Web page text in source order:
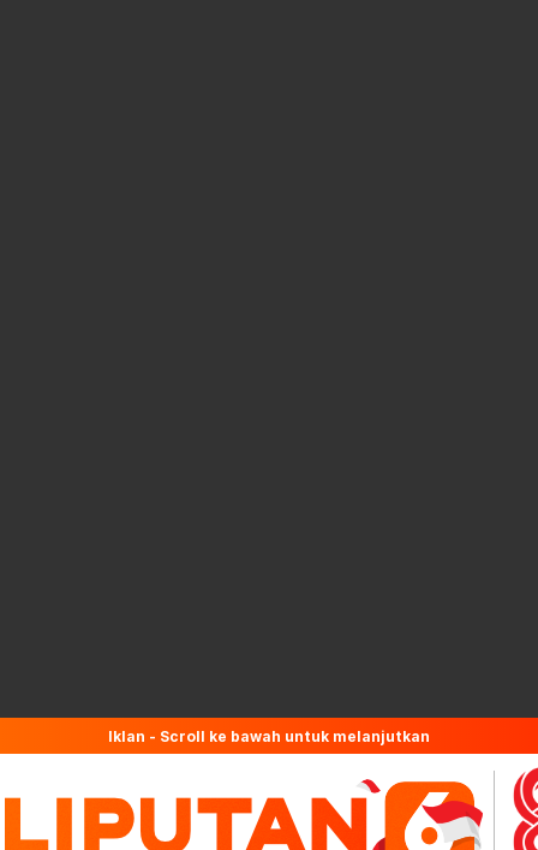
Iklan - Scroll ke bawah untuk melanjutkan